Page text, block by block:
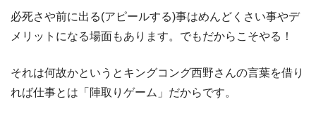
必死さや前に出る(アピールする)事はめんどくさい事やデ
メリットになる場面もあります。でもだからこそやる！
それは何故かというとキングコング西野さんの言葉を借り
れば仕事とは「陣取りゲーム」だからです。